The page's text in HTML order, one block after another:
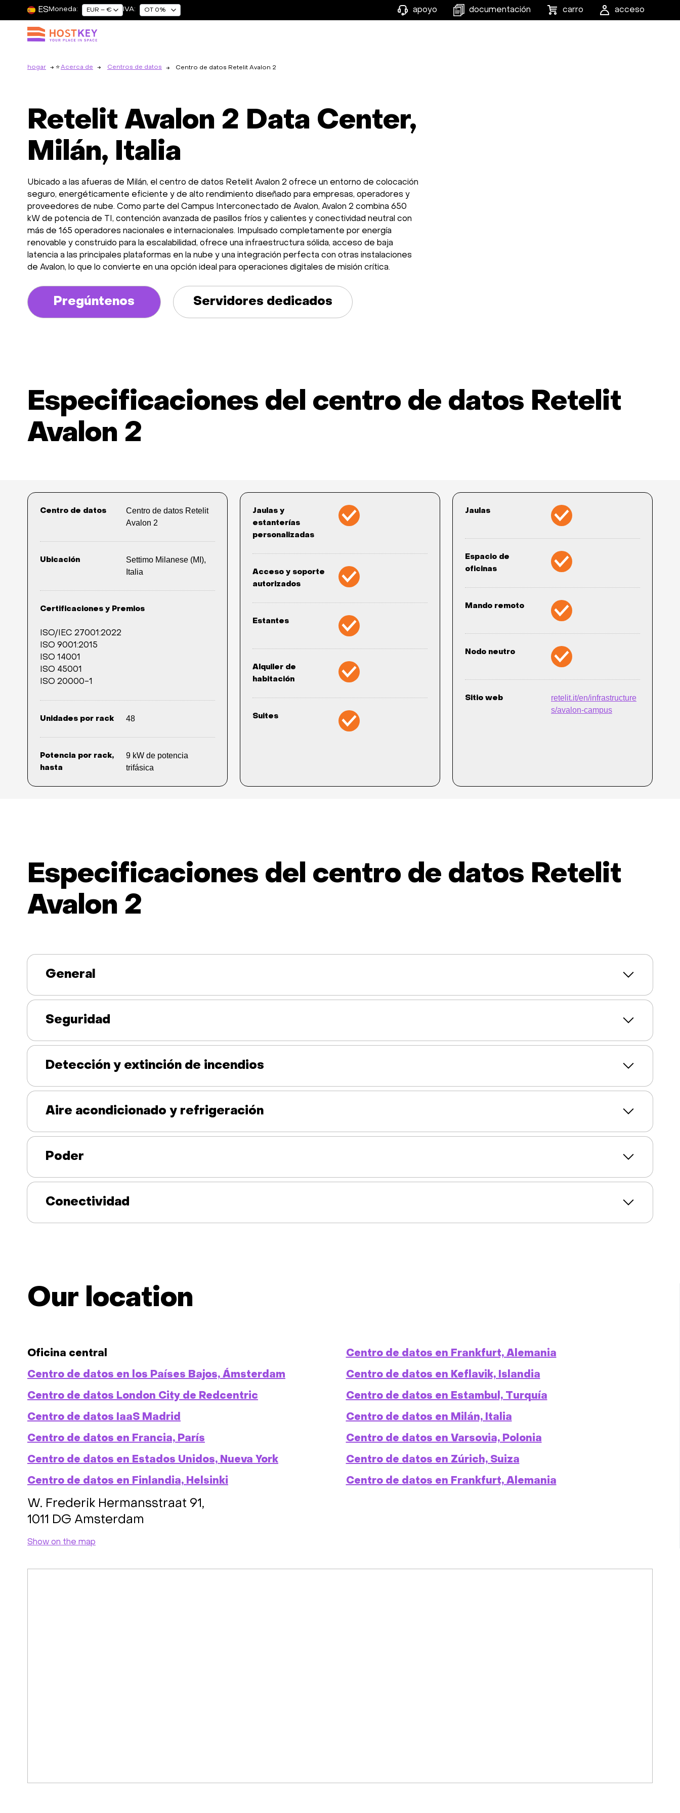
ES Moneda: EUR – € IVA: OT 0% apoyo documentación carro acceso
hogar Acerca de Centros de datos Centro de datos Retelit Avalon 2
Retelit Avalon 2 Data Center,
Milán, Italia
Ubicado a las afueras de Milán, el centro de datos Retelit Avalon 2 ofrece un entorno de colocación
seguro, energéticamente eficiente y de alto rendimiento diseñado para empresas, operadores y
proveedores de nube. Como parte del Campus Interconectado de Avalon, Avalon 2 combina 650
kW de potencia de TI, contención avanzada de pasillos fríos y calientes y conectividad neutral con
más de 165 operadores nacionales e internacionales. Impulsado completamente por energía
renovable y construido para la escalabilidad, ofrece una infraestructura sólida, acceso de baja
latencia a las principales plataformas en la nube y una integración perfecta con otras instalaciones
de Avalon, lo que lo convierte en una opción ideal para operaciones digitales de misión crítica.
Pregúntenos Servidores dedicados
Especificaciones del centro de datos Retelit
Avalon 2
Centro de datos
Centro de datos Retelit
Avalon 2
Ubicación
Settimo Milanese (MI),
Italia
Certificaciones y Premios
ISO/IEC 27001:2022
ISO 9001:2015
ISO 14001
ISO 45001
ISO 20000-1
Unidades por rack 48
Potencia por rack,
hasta
9 kW de potencia
trifásica
Jaulas y
estanterías
personalizadas
Acceso y soporte
autorizados
Estantes
Alquiler de
habitación
Suites
Jaulas
Espacio de
oficinas
Mando remoto
Nodo neutro
Sitio web
retelit.it/en/infrastructure
s/avalon-campus
Especificaciones del centro de datos Retelit
Avalon 2
General
Seguridad
Detección y extinción de incendios
Aire acondicionado y refrigeración
Poder
Conectividad
Our location
Oficina central
Centro de datos en los Países Bajos, Ámsterdam
Centro de datos London City de Redcentric
Centro de datos IaaS Madrid
Centro de datos en Francia, París
Centro de datos en Estados Unidos, Nueva York
Centro de datos en Finlandia, Helsinki
Centro de datos en Frankfurt, Alemania
Centro de datos en Keflavik, Islandia
Centro de datos en Estambul, Turquía
Centro de datos en Milán, Italia
Centro de datos en Varsovia, Polonia
Centro de datos en Zúrich, Suiza
Centro de datos en Frankfurt, Alemania
W. Frederik Hermansstraat 91,
1011 DG Amsterdam
Show on the map